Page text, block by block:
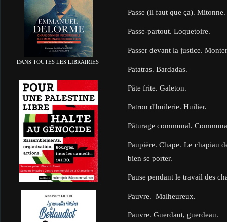
DANS TOUTES LES LIBRAIRIES
Passe (il faut que ça).
Passe-partout. Loquetoire.
Passer devant la justice.
Patatras. Bardadas.
Pâte frite. Galeton.
Patron d'huilerie. Huilier.
Pâturage communal.
Paupière. Chape. Le
bien se porter.
Pause pendant le travail des
Pauvre. Malheureux.
Pauvre. Guerdaut, guerdeau.